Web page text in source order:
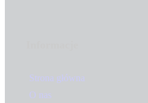
Strona główna
O nas